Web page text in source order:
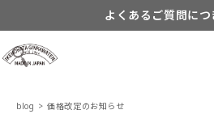
よくあるご質問につ
blog > 価格改定のお知らせ